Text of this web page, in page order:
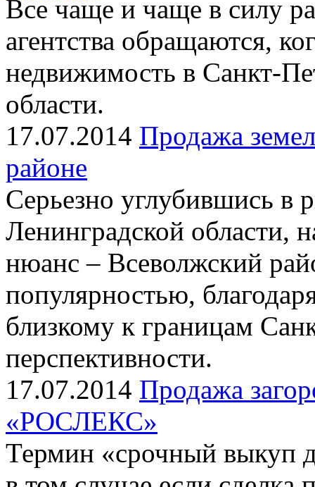
Все чаще и чаще в силу
агентства обращаются,
недвижимость в Санкт-
области.
17.07.2014 Продажа
районе
Серьезно углубившись
Ленинградской области,
нюанс – Всеволжский
популярностью,
близкому к границам
перспективности.
17.07.2014 Продажа
«РОСЛЕКС»
Термин «срочный выкуп